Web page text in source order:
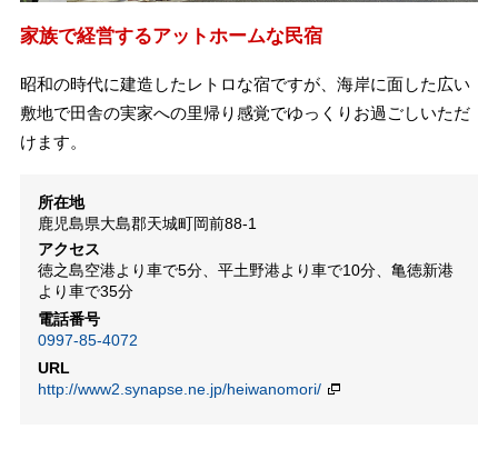
家族で経営するアットホームな民宿
昭和の時代に建造したレトロな宿ですが、海岸に面した広い
敷地で田舎の実家への里帰り感覚でゆっくりお過ごしいただ
けます。
所在地
鹿児島県大島郡天城町岡前88-1
アクセス
徳之島空港より車で5分、平土野港より車で10分、亀徳新港
より車で35分
電話番号
0997-85-4072
URL
http://www2.synapse.ne.jp/heiwanomori/